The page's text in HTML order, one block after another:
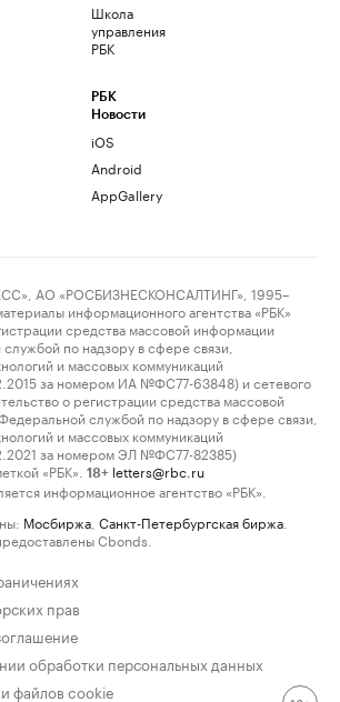
Школа
управления
РБК
РБК
Новости
iOS
Android
AppGallery
АО «РОСБИЗНЕСКОНСАЛТИНГ», 1995–
информационного агентства «РБК»
средства массовой информации
по надзору в сфере связи,
и массовых коммуникаций
за номером ИА №ФС77-63848) и сетевого
о регистрации средства массовой
службой по надзору в сфере связи,
и массовых коммуникаций
за номером ЭЛ №ФС77-82385)
«РБК».
18+ letters@rbc.ru
информационное агентство «РБК».
Мосбиржа Санкт-Петербургская биржа
Cbonds.
прав
обработки персональных данных
файлов cookie